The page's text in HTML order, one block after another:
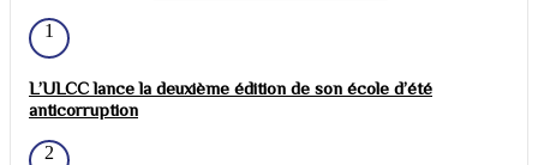
1
L’ULCC lance la deuxième édition de son école d’été
anticorruption
2